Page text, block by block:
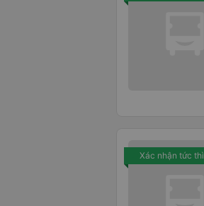
Xác nhận tức thì